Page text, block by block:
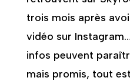
trois mois après
vidéo sur
infos peuvent
mais promis, tout